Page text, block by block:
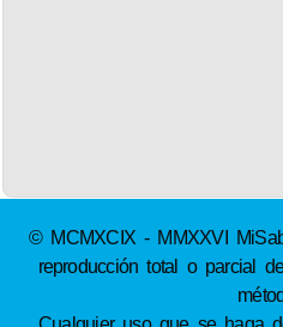
© MCMXCIX - MMXXVI
reproducción total o parcial